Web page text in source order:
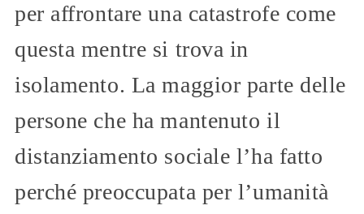
per affrontare una catastrofe come
questa mentre si trova in
isolamento. La maggior parte delle
persone che ha mantenuto il
distanziamento sociale l’ha fatto
perché preoccupata per l’umanità